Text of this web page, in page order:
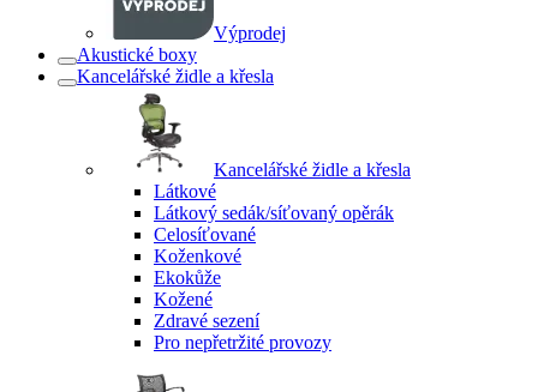
Výprodej
Akustické boxy
Kancelářské židle a křesla
Kancelářské židle a křesla
Látkové
Látkový sedák/síťovaný opěrák
Celosíťované
Koženkové
Ekokůže
Kožené
Zdravé sezení
Pro nepřetržité provozy